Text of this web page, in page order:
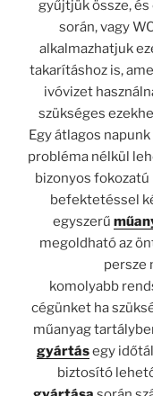
gyűjtjük össze,
során, vagy
alkalmazhatjuk
takarításhoz is,
ivóvizet
szükséges
Egy átlagos
probléma nélkül
bizonyos
befektetéssel
egyszerű
megoldható az
persze
komolyabb
cégünket ha
műanyag
gyártásegy
biztosító